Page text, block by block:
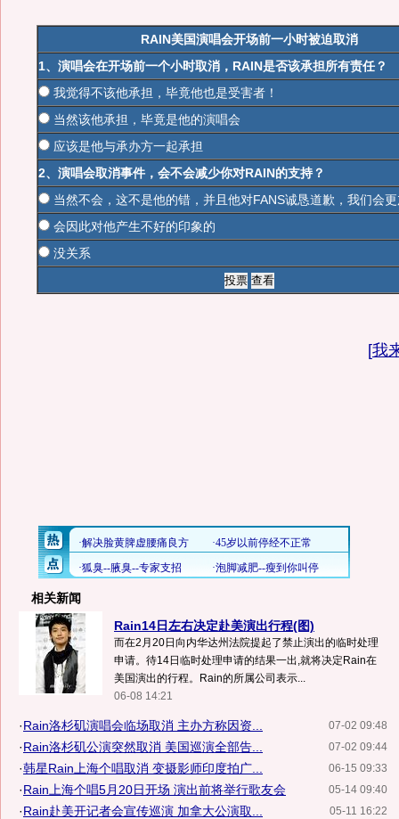
RAIN美国演唱会开场前一小时被迫取消
1、演唱会在开场前一个小时取消，RAIN是否该承担所有责任？
我觉得不该他承担，毕竟他也是受害者！
当然该他承担，毕竟是他的演唱会
应该是他与承办方一起承担
2、演唱会取消事件，会不会减少你对RAIN的支持？
当然不会，这不是他的错，并且他对FANS诚恳道歉，我们会
会因此对他产生不好的印象的
没关系
[我
相关新闻
Rain14日左右决定赴美演出行程(图)
而在2月20日向内华达州法院提起了禁止演出的临时处理
申请。待14日临时处理申请的结果一出,就将决定Rain在
美国演出的行程。Rain的所属公司表示...
06-08 14:21
07-02 09:48
·Rain洛杉矶演唱会临场取消 主办方称因资...
07-02 09:44
·Rain洛杉矶公演突然取消 美国巡演全部告...
06-15 09:33
·韩星Rain上海个唱取消 变摄影师印度拍广...
05-14 09:40
·Rain上海个唱5月20日开场 演出前将举行歌友会
05-11 16:22
·Rain赴美开记者会宣传巡演 加拿大公演取...